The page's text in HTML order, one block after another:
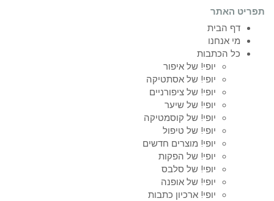
תפריט האתר
דף הבית
מי אנחנו
כל הכתבות
יופי! של איפור
יופי! של אסתטיקה
יופי! של ציפורניים
יופי! של שיער
יופי! של קוסמטיקה
יופי! של טיפול
יופי! מוצרים חדשים
יופי! של הפקות
יופי! של סלבס
יופי! של אופנה
יופי! ארכיון כתבות